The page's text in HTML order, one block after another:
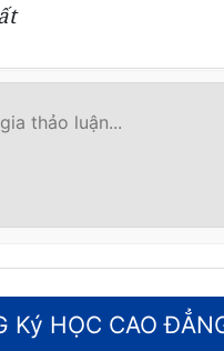
Ký HỌC CAO